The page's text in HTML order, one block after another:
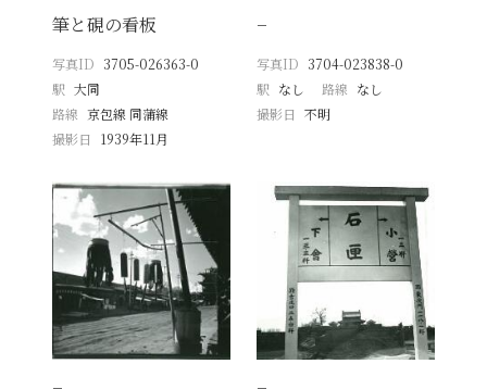
筆と硯の看板
写真ID 3705-026363-0
駅 大同
路線 京包線 同蒲線
撮影日
1939年11月
−
写真ID 3704-023838-0
駅 なし 路線 なし
撮影日 不明